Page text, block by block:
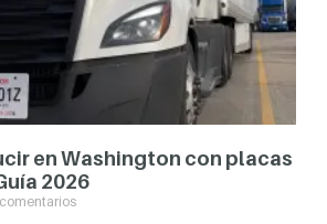
en Washington con placas
2026